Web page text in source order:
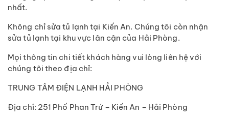
nhất.
Không chỉ sửa tủ lạnh tại Kiến An. Chúng tôi còn nhận
sửa tủ lạnh tại khu vực lân cận của Hải Phòng.
Mọi thông tin chi tiết khách hàng vui lòng liên hệ với
chúng tôi theo địa chỉ:
TRUNG TÂM ĐIỆN LẠNH HẢI PHÒNG
Địa chỉ: 251 Phố Phan Trứ – Kiến An – Hải Phòng